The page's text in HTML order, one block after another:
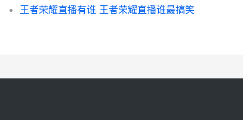
王者荣耀直播有谁 王者荣耀直播谁最搞笑